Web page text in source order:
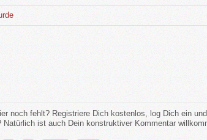
noch fehlt? Registriere Dich kostenlos, log Dich ein
ist auch Dein konstruktiver Kommentar